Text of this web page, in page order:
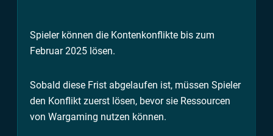
Spieler können die Kontenkonflikte bis zum
Februar 2025 lösen.
Sobald diese Frist abgelaufen ist, müssen Spieler
den Konflikt zuerst lösen, bevor sie Ressourcen
von Wargaming nutzen können.